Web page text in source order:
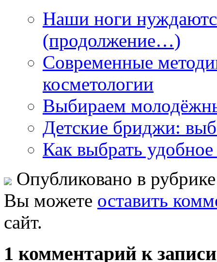
Наши ноги
(продолжение…)
Современные
косметологии
Выбираем
Детские бриджи:
Как выбрать
Опубликовано в
Вы можете оставить
сайт.
1 комментарий к